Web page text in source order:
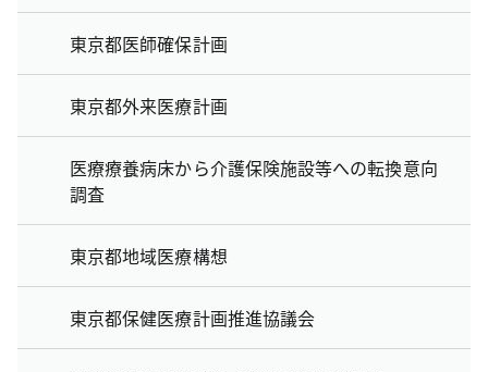
東京都医師確保計画
東京都外来医療計画
医療療養病床から介護保険施設等への転換意向
調査
東京都地域医療構想
東京都保健医療計画推進協議会